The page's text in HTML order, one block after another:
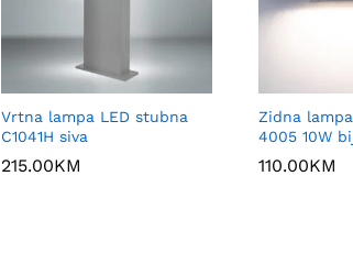
Vrtna lampa LED stubna
C1041H siva
215.00KM
Zidna
4005 10W
110.00KM